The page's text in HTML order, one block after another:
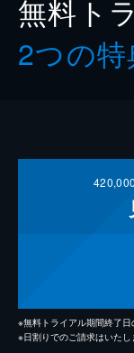
無料ト
2つの特
※無料トライアル期間終了日
※日割りでのご請求はいたし